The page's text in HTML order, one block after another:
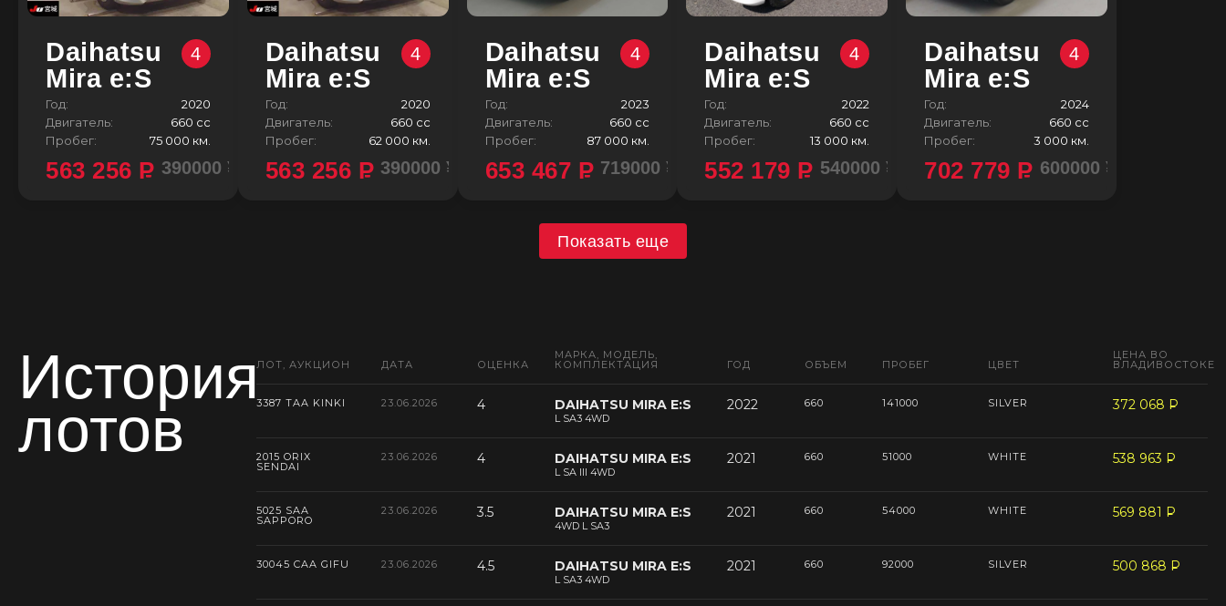
Daihatsu
Mira e:S
4
Год:
2020
Двигатель:
660 сс
Пробег:
75 000 км.
563 256 P 390000 ¥
Daihatsu
Mira e:S
4
Год:
2020
Двигатель:
660 сс
Пробег:
62 000 км.
563 256 P 390000 ¥
Daihatsu
Mira e:S
4
Год:
2023
Двигатель:
660 сс
Пробег:
87 000 км.
653 467 P 719000 ¥
Daihatsu
Mira e:S
4
Год:
2022
Двигатель:
660 сс
Пробег:
13 000 км.
552 179 P 540000 ¥
Daihatsu
Mira e:S
4
Год:
2024
Двигатель:
660 сс
Пробег:
3 000 км.
702 779 P 600000 ¥
Показать еще
История
лотов
ЛОТ, АУКЦИОН ДАТА ОЦЕНКА
МАРКА, МОДЕЛЬ,
КОМПЛЕКТАЦИЯ ГОД ОБЪЕМ ПРОБЕГ ЦВЕТ
ЦЕНА ВО
ВЛАДИВОСТОКЕ
3387 TAA KINKI 23.06.2026 4 DAIHATSU MIRA E:S
L SA3 4WD
2022 660 141000 SILVER 372 068 P
--
2015 ORIX
SENDAI
23.06.2026 4 DAIHATSU MIRA E:S
L SA III 4WD
2021 660 51000 WHITE 538 963 P
--
5025 SAA
SAPPORO
23.06.2026 3.5 DAIHATSU MIRA E:S
4WD L SA3
2021 660 54000 WHITE 569 881 P
--
30045 CAA GIFU 23.06.2026 4.5 DAIHATSU MIRA E:S
L SA3 4WD
2021 660 92000 SILVER 500 868 P
--